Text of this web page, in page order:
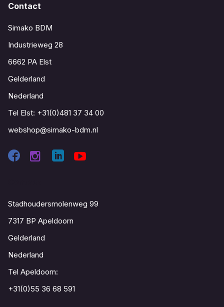
Contact
Simako BDM
Industrieweg 28
6662 PA Elst
Gelderland
Nederland
Tel Elst: +31(0)481 37 34 00
webshop@simako-bdm.nl
Stadhoudersmolenweg 99
7317 BP Apeldoorn
Gelderland
Nederland
Tel Apeldoorn:
+31(0)55 36 68 591